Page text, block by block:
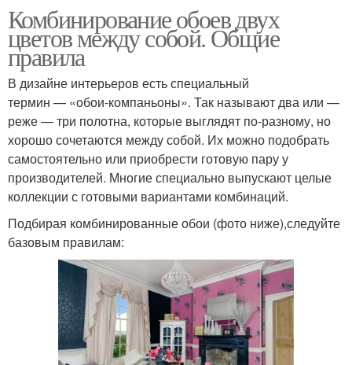
Комбинирование обоев двух
цветов между собой. Общие
правила
В дизайне интерьеров есть специальный
термин — «обои-компаньоны». Так называют два или —
реже — три полотна, которые выглядят по-разному, но
хорошо сочетаются между собой. Их можно подобрать
самостоятельно или приобрести готовую пару у
производителей. Многие специально выпускают целые
коллекции с готовыми вариантами комбинаций.
Подбирая комбинированные обои (фото ниже),следуйте
базовым правилам: